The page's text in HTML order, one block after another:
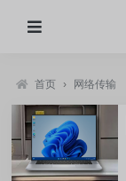
首页 › 网络传输